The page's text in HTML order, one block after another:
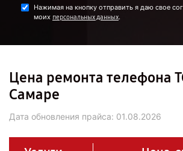
Нажимая на кнопку отправить я даю свое
моих персональных данных.
Цена ремонта телефона
Самаре
Дата обновления прайса: 01.08.2026